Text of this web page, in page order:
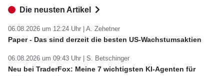
Die neusten Artikel
06.08.2026 um 12:24 Uhr | A. Zehetner
Paper - Das sind derzeit die besten US-Wachstumsaktien
06.08.2026 um 09:43 Uhr | S. Betschinger
Neu bei TraderFox: Meine 7 wichtigsten KI-Agenten für